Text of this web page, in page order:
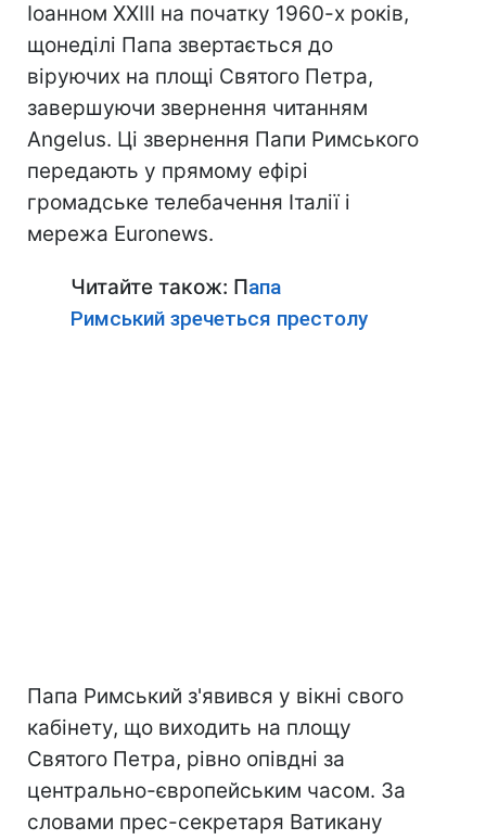
Іоанном XXIII на початку 1960-х років,
щонеділі Папа звертається до
віруючих на площі Святого Петра,
завершуючи звернення читанням
Angelus. Ці звернення Папи Римського
передають у прямому ефірі
громадське телебачення Італії і
мережа Euronews.
Читайте також: Папа
Римський зречеться престолу
Папа Римський з'явився у вікні свого
кабінету, що виходить на площу
Святого Петра, рівно опівдні за
центрально-європейським часом. За
словами прес-секретаря Ватикану